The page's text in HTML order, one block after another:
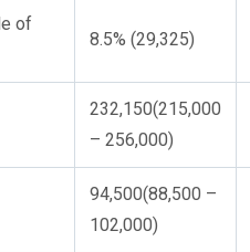
of
8.5% (29,325)
232,150(215,000
– 256,000)
94,500(88,500 –
102,000)